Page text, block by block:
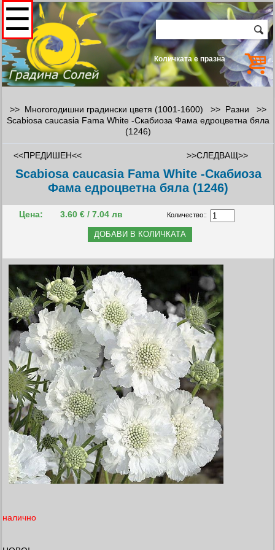
Количката е празна
☰
>> Многогодишни градински цветя (1001-1600) >> Разни >>
Scabiosa caucasia Fama White -Скабиоза Фама едроцветна бяла
(1246)
<<ПРЕДИШЕН<< >>СЛЕДВАЩ>>
Scabiosa caucasia Fama White -Скабиоза
Фама едроцветна бяла (1246)
Цена: 3.60 € / 7.04 лв Количество::
налично